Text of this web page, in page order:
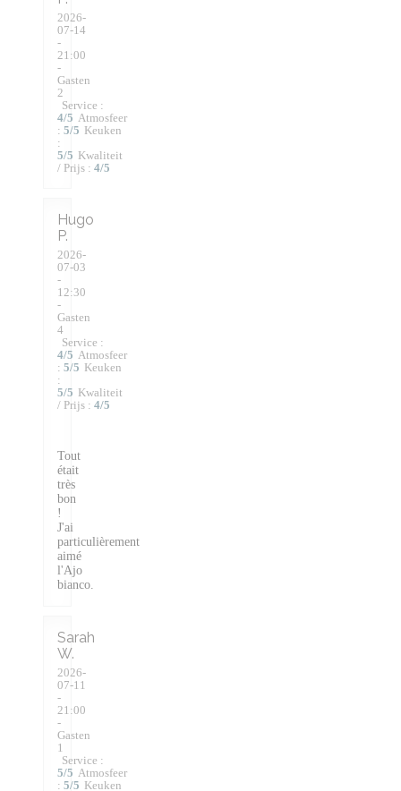
2026-
07-14
-
21:00
-
Gasten
2
Service :
4/5 Atmosfeer
: 5/5 Keuken
:
5/5 Kwaliteit
/ Prijs : 4/5
Hugo
P
2026-
07-03
-
12:30
-
Gasten
4
Service :
4/5 Atmosfeer
: 5/5 Keuken
:
5/5 Kwaliteit
/ Prijs : 4/5
Tout
était
très
bon
!
J'ai
particulièrement
aimé
l'Ajo
bianco.
Sarah
W
2026-
07-11
-
21:00
-
Gasten
1
Service :
5/5 Atmosfeer
: 5/5 Keuken